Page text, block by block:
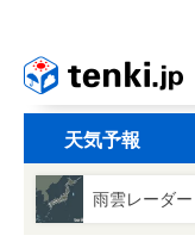
天気予報
雨雲レーダー